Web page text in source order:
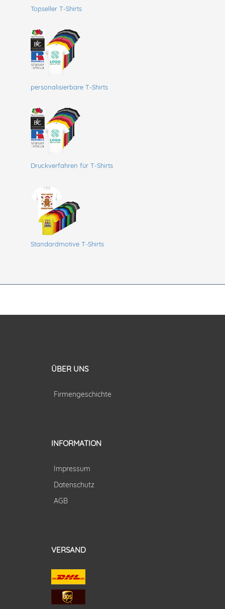
Topseller T-Shirts
personalisierbare T-Shirts
Druckverfahren für T-Shirts
Standardmotive T-Shirts
ÜBER UNS
Firmengeschichte
INFORMATION
Impressum
Datenschutz
AGB
VERSAND